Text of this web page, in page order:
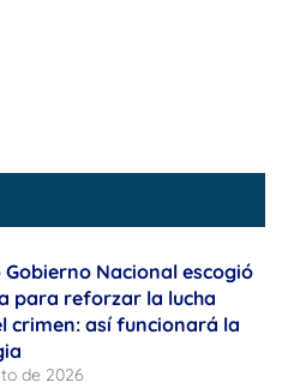
Gobierno Nacional escogió
para reforzar la lucha
crimen: así funcionará la
de 2026